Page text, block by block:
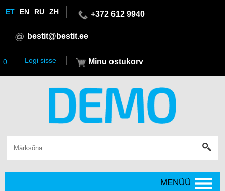
ET EN RU ZH +372 612 9940
bestit@bestit.ee
0 Minu ostukorv
Logi sisse
MENÜÜ